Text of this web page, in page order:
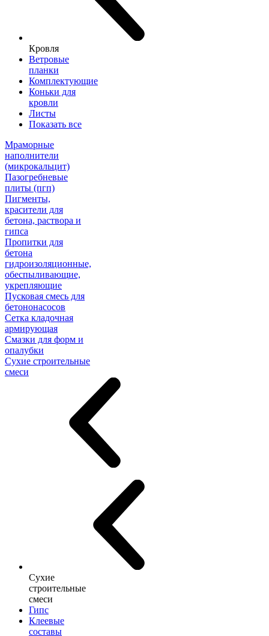
Кровля
Ветровые
планки
Комплектующие
Коньки для
кровли
Листы
Показать все
Мраморные
наполнители
(микрокальцит)
Пазогребневые
плиты (пгп)
Пигменты,
красители для
бетона, раствора и
гипса
Пропитки для
бетона
гидроизоляционные,
обеспыливающие,
укрепляющие
Пусковая смесь для
бетононасосов
Сетка кладочная
армирующая
Смазки для форм и
опалубки
Сухие строительные
смеси
Сухие
строительные
смеси
Гипс
Клеевые
составы